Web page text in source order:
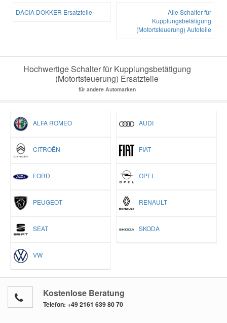
DACIA DOKKER Ersatzteile
Alle Schalter für
Kupplungsbetätigung
(Motortsteuerung) Autoteile
Hochwertige Schalter für Kupplungsbetätigung
(Motortsteuerung) Ersatzteile
für andere Automarken
ALFA ROMEO AUDI
CITROËN FIAT
FORD OPEL
PEUGEOT RENAULT
SEAT SKODA
VW
Kostenlose Beratung
Telefon: +49 2161 639 80 70